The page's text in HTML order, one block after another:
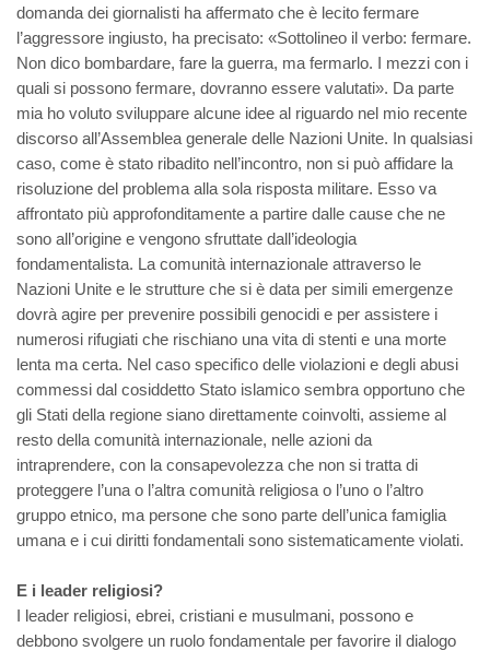
domanda dei giornalisti ha affermato che è lecito fermare
l’aggressore ingiusto, ha precisato: «Sottolineo il verbo: fermare.
Non dico bombardare, fare la guerra, ma fermarlo. I mezzi con i
quali si possono fermare, dovranno essere valutati». Da parte
mia ho voluto sviluppare alcune idee al riguardo nel mio recente
discorso all’Assemblea generale delle Nazioni Unite. In qualsiasi
caso, come è stato ribadito nell’incontro, non si può affidare la
risoluzione del problema alla sola risposta militare. Esso va
affrontato più approfonditamente a partire dalle cause che ne
sono all’origine e vengono sfruttate dall’ideologia
fondamentalista. La comunità internazionale attraverso le
Nazioni Unite e le strutture che si è data per simili emergenze
dovrà agire per prevenire possibili genocidi e per assistere i
numerosi rifugiati che rischiano una vita di stenti e una morte
lenta ma certa. Nel caso specifico delle violazioni e degli abusi
commessi dal cosiddetto Stato islamico sembra opportuno che
gli Stati della regione siano direttamente coinvolti, assieme al
resto della comunità internazionale, nelle azioni da
intraprendere, con la consapevolezza che non si tratta di
proteggere l’una o l’altra comunità religiosa o l’uno o l’altro
gruppo etnico, ma persone che sono parte dell’unica famiglia
umana e i cui diritti fondamentali sono sistematicamente violati.
E i leader religiosi?
I leader religiosi, ebrei, cristiani e musulmani, possono e
debbono svolgere un ruolo fondamentale per favorire il dialogo